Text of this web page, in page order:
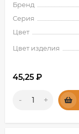
Бренд
Серия
Цвет
Цвет изделия
45,25 ₽
- +